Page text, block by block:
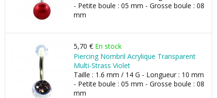
- Petite boule : 05 mm - Grosse boule : 08
mm
5,70 € En stock
Piercing Nombril Acrylique Transparent
Multi-Strass Violet
Taille : 1.6 mm / 14 G - Longueur : 10 mm
- Petite boule : 05 mm - Grosse boule : 08
mm